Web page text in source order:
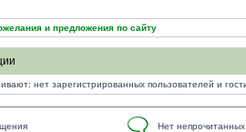
и предложения по сайту
нет зарегистрированных пользователей и
Нет